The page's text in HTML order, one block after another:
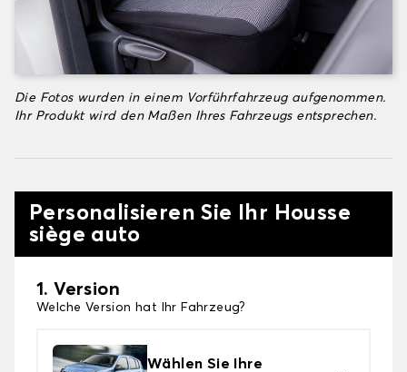
Die Fotos wurden in einem Vorführfahrzeug aufgenommen.
Ihr Produkt wird den Maßen Ihres Fahrzeugs entsprechen.
Personalisieren Sie Ihr Housse
siège auto
1. Version
Welche Version hat Ihr Fahrzeug?
Wählen Sie Ihre